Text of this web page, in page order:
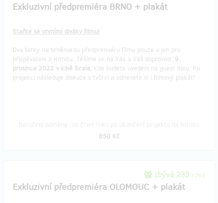
Exkluzivní předpremiéra BRNO + plakát
Staňte se prvními diváky filmu!
Dva lístky na brněnskou předpremiéru filmu pouze a jen pro
přispěvatele z Hithitu. Těšíme se na Vás a Váš doprovod 9.
prosince 2022 v kině Scala, kde budete uvedeni na guest listu. Po
projekci následuje diskuze s tvůrci a odnesete si i filmový plakát!
850 Kč
zbývá 239 z 265
Exkluzivní předpremiéra OLOMOUC + plakát